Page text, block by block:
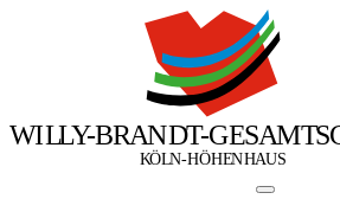
WILLY-BRANDT-GESAMTS
KÖLN-HÖHENHAUS